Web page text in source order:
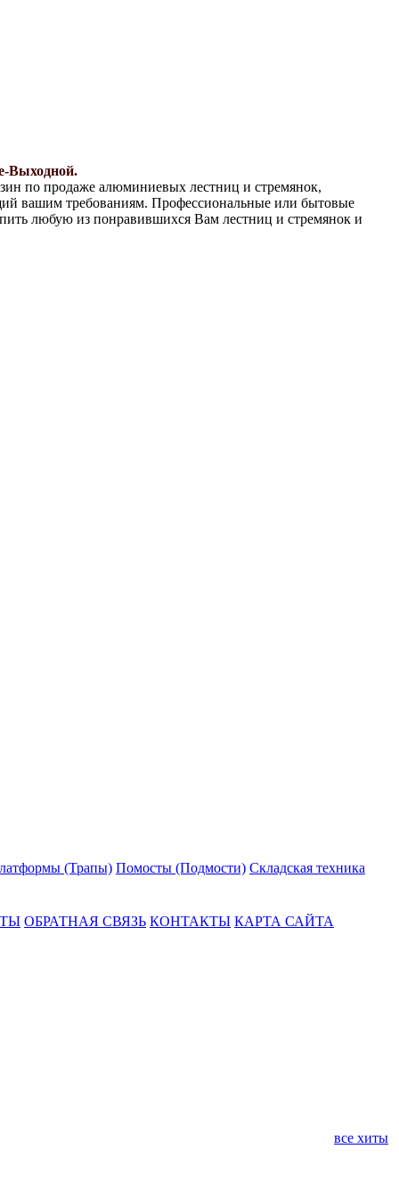
Выходной.
по продаже алюминиевых лестниц и стремянок,
вашим требованиям. Профессиональные или бытовые
любую из понравившихся Вам лестниц и стремянок и
(Трапы) Помосты (Подмости) Складская техника
ОБРАТНАЯ СВЯЗЬ КОНТАКТЫ КАРТА САЙТА
все хиты